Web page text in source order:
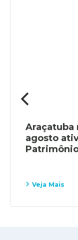
Araçatuba
agosto
Veja Mais